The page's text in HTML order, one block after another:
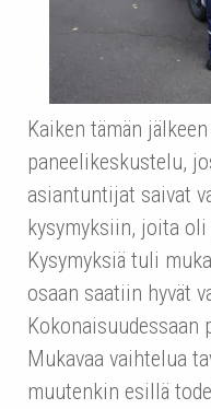
Kaiken tämän
paneelikeskustelu,
asiantuntijat saivat
kysymyksiin, joita
Kysymyksiä tuli
osaan saatiin hyvät
Mukavaa vaihtelua
muutenkin esillä